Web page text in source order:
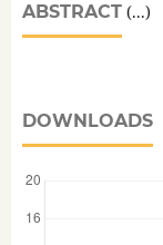
ABSTRACT(...)
DOWNLOADS